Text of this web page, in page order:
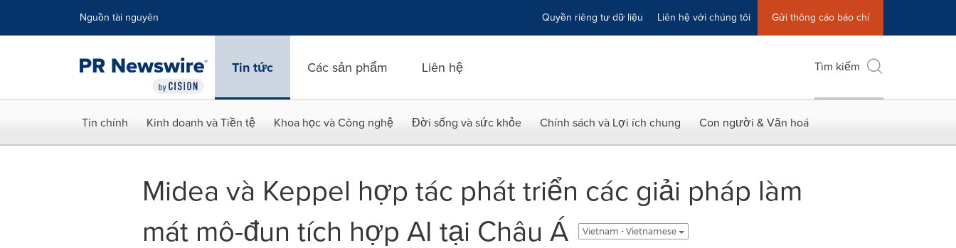
Nguồn tài nguyên Quyền riêng tư dữ liệu Liên hệ với chúng tôi Gửi thông cáo báo chí
Tin tức Các sản phẩm Liên hệ Tìm kiếm
Tin chính Kinh doanh và Tiền tệ Khoa học và Công nghệ Đời sống và sức khỏe Chính sách và Lợi ích chung Con người & Văn hoá
Midea và Keppel hợp tác phát triển các giải pháp làm
mát mô-đun tích hợp AI tại Châu Á
Vietnam - Vietnamese